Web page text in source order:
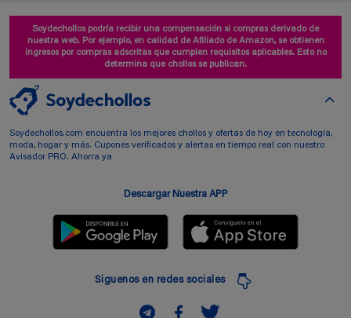
Soydechollos podría recibir una compensación si compras derivado de
nuestra web. Por ejemplo, en calidad de Afiliado de Amazon, se obtienen
ingresos por compras adscritas que cumplen requisitos aplicables. Esto no
determina que chollos se publican.
Soydechollos.com encuentra los mejores chollos y ofertas de hoy en tecnología,
moda, hogar y más. Cupones verificados y alertas en tiempo real con nuestro
Avisador PRO. Ahorra ya
Descargar Nuestra APP
Siguenos en redes sociales